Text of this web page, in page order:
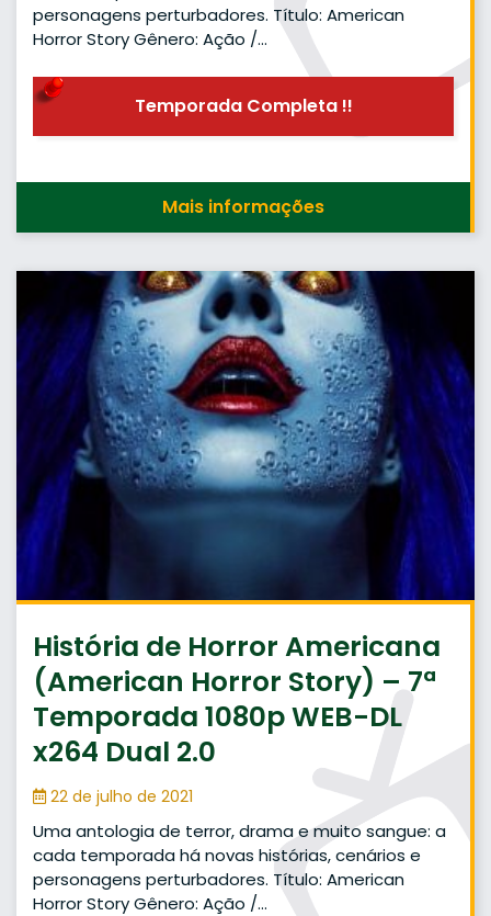
personagens perturbadores. Título: American
Horror Story Gênero: Ação /…
Temporada Completa !!
Mais informações
História de Horror Americana
(American Horror Story) – 7ª
Temporada 1080p WEB-DL
x264 Dual 2.0
22 de julho de 2021
Uma antologia de terror, drama e muito sangue: a
cada temporada há novas histórias, cenários e
personagens perturbadores. Título: American
Horror Story Gênero: Ação /…